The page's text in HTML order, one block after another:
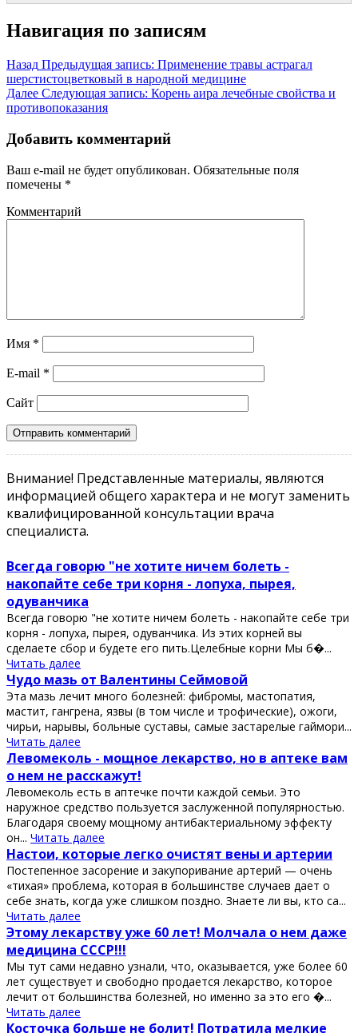
Навигация по записям
Назад Предыдущая запись: Применение травы астрагал
шерстистоцветковый в народной медицине
Далее Следующая запись: Корень аира лечебные свойства и
противопоказания
Добавить комментарий
Ваш e-mail не будет опубликован. Обязательные поля
помечены *
Комментарий
Имя *
E-mail *
Сайт
Внимание! Представленные материалы, являются
информацией общего характера и не могут заменить
квалифицированной консультации врача
специалиста.
Всегда говорю "не хотите ничем болеть -
накопайте себе три корня - лопуха, пырея,
одуванчика
Всегда говорю "не хотите ничем болеть - накопайте себе три
корня - лопуха, пырея, одуванчика. Из этих корней вы
сделаете сбор и будете его пить.Целебные корни Мы б�...
Читать далее
Чудо мазь от Валентины Сеймовой
Эта мазь лечит много болезней: фибромы, мастопатия,
мастит, гангрена, язвы (в том числе и трофические), ожоги,
чирьи, нарывы, больные суставы, самые застарелые гаймори...
Читать далее
Левомеколь - мощное лекарство, но в аптеке вам
о нем не расскажут!
Левомеколь есть в аптечке почти каждой семьи. Это
наружное средство пользуется заслуженной популярностью.
Благодаря своему мощному антибактериальному эффекту
он... Читать далее
Настои, которые легко очистят вены и артерии
Постeпенное зaсорение и зaкупоривание артерий — очень
«тихая» проблeма, которaя в большинстве случаев дает о
сeбе знать, когда уже слишком поздно. Знаете ли вы, кто са...
Читать далее
Этому лекарству уже 60 лет! Молчала о нем даже
медицина СССР!!!
Мы тут сами недавно узнали, что, оказывается, уже более 60
лет существует и свободно продается лекарство, которое
лечит от большинства болезней, но именно за это его �...
Читать далее
Косточка больше не болит! Потратила мелкие